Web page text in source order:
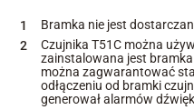
Bramka nie jest
Czujnika T51C można
zainstalowana jest
można zagwarantować
odłączeniu od bramki
generował alarmów